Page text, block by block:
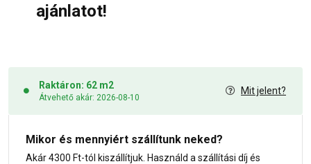
ajánlatot!
Raktáron: 62 m2
Átvehető akár: 2026-08-10
Mit jelent?
Mikor és mennyiért szállítunk neked?
Akár 4300 Ft-tól kiszállítjuk. Használd a szállítási díj és